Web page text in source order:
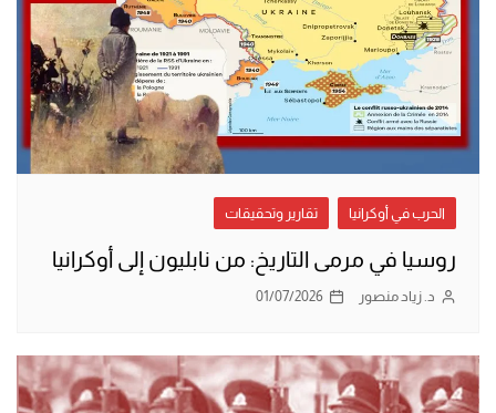
الحرب في أوكرانيا تقارير وتحقيقات
روسيا في مرمى التاريخ: من نابليون إلى أوكرانيا
د. زياد منصور 01/07/2026